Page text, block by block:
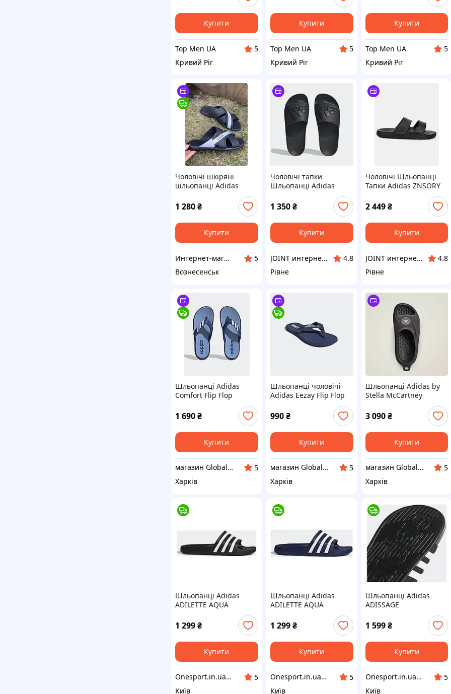
Купити
Top Men UA
5
Кривий Ріг
Купити
Top Men UA
5
Кривий Ріг
Купити
Top Men UA
5
Кривий Ріг
Чоловічі шкіряні
шльопанці Adidas
чорні з білим 42 (28,0
см)
1 280₴
Купити
Интернет-магазин обуви "shoescomfort"
5
Вознесенськ
Чоловічі тапки
Шльопанці Adidas
ADILETTE AQUA IF7371
Оригінал
1 350₴
Купити
JOINT интернет-магазин электроники
4.8
Рівне
Чоловічі Шльопанці
Тапки Adidas ZNSORY
босоніжки Оригінал
2 449 ₴
Купити
JOINT интернет-магазин электроники
4.8
Рівне
Шльопанці Adidas
Comfort Flip Flop
1 690₴
Купити
магазин Global Sport
5
Харків
Шльопанці чоловічі
Adidas Eezay Flip Flop
990₴
Купити
магазин Global Sport
5
Харків
Шльопанці Adidas by
Stella McCartney
3 090 ₴
Купити
магазин Global Sport
5
Харків
Шльопанці Adidas
ADILETTE AQUA
1 299₴
Купити
Onesport.in.ua інтернет-магазин спортивних товарів
5
Київ
Шльопанці Adidas
ADILETTE AQUA
1 299₴
Купити
Onesport.in.ua інтернет-магазин спортивних товарів
5
Київ
Шльопанці Adidas
ADISSAGE
1 599 ₴
Купити
Onesport.in.ua інтернет-магазин спортивних товарів
5
Київ